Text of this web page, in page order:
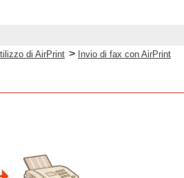
di AirPrint > Invio di fax con AirPrint